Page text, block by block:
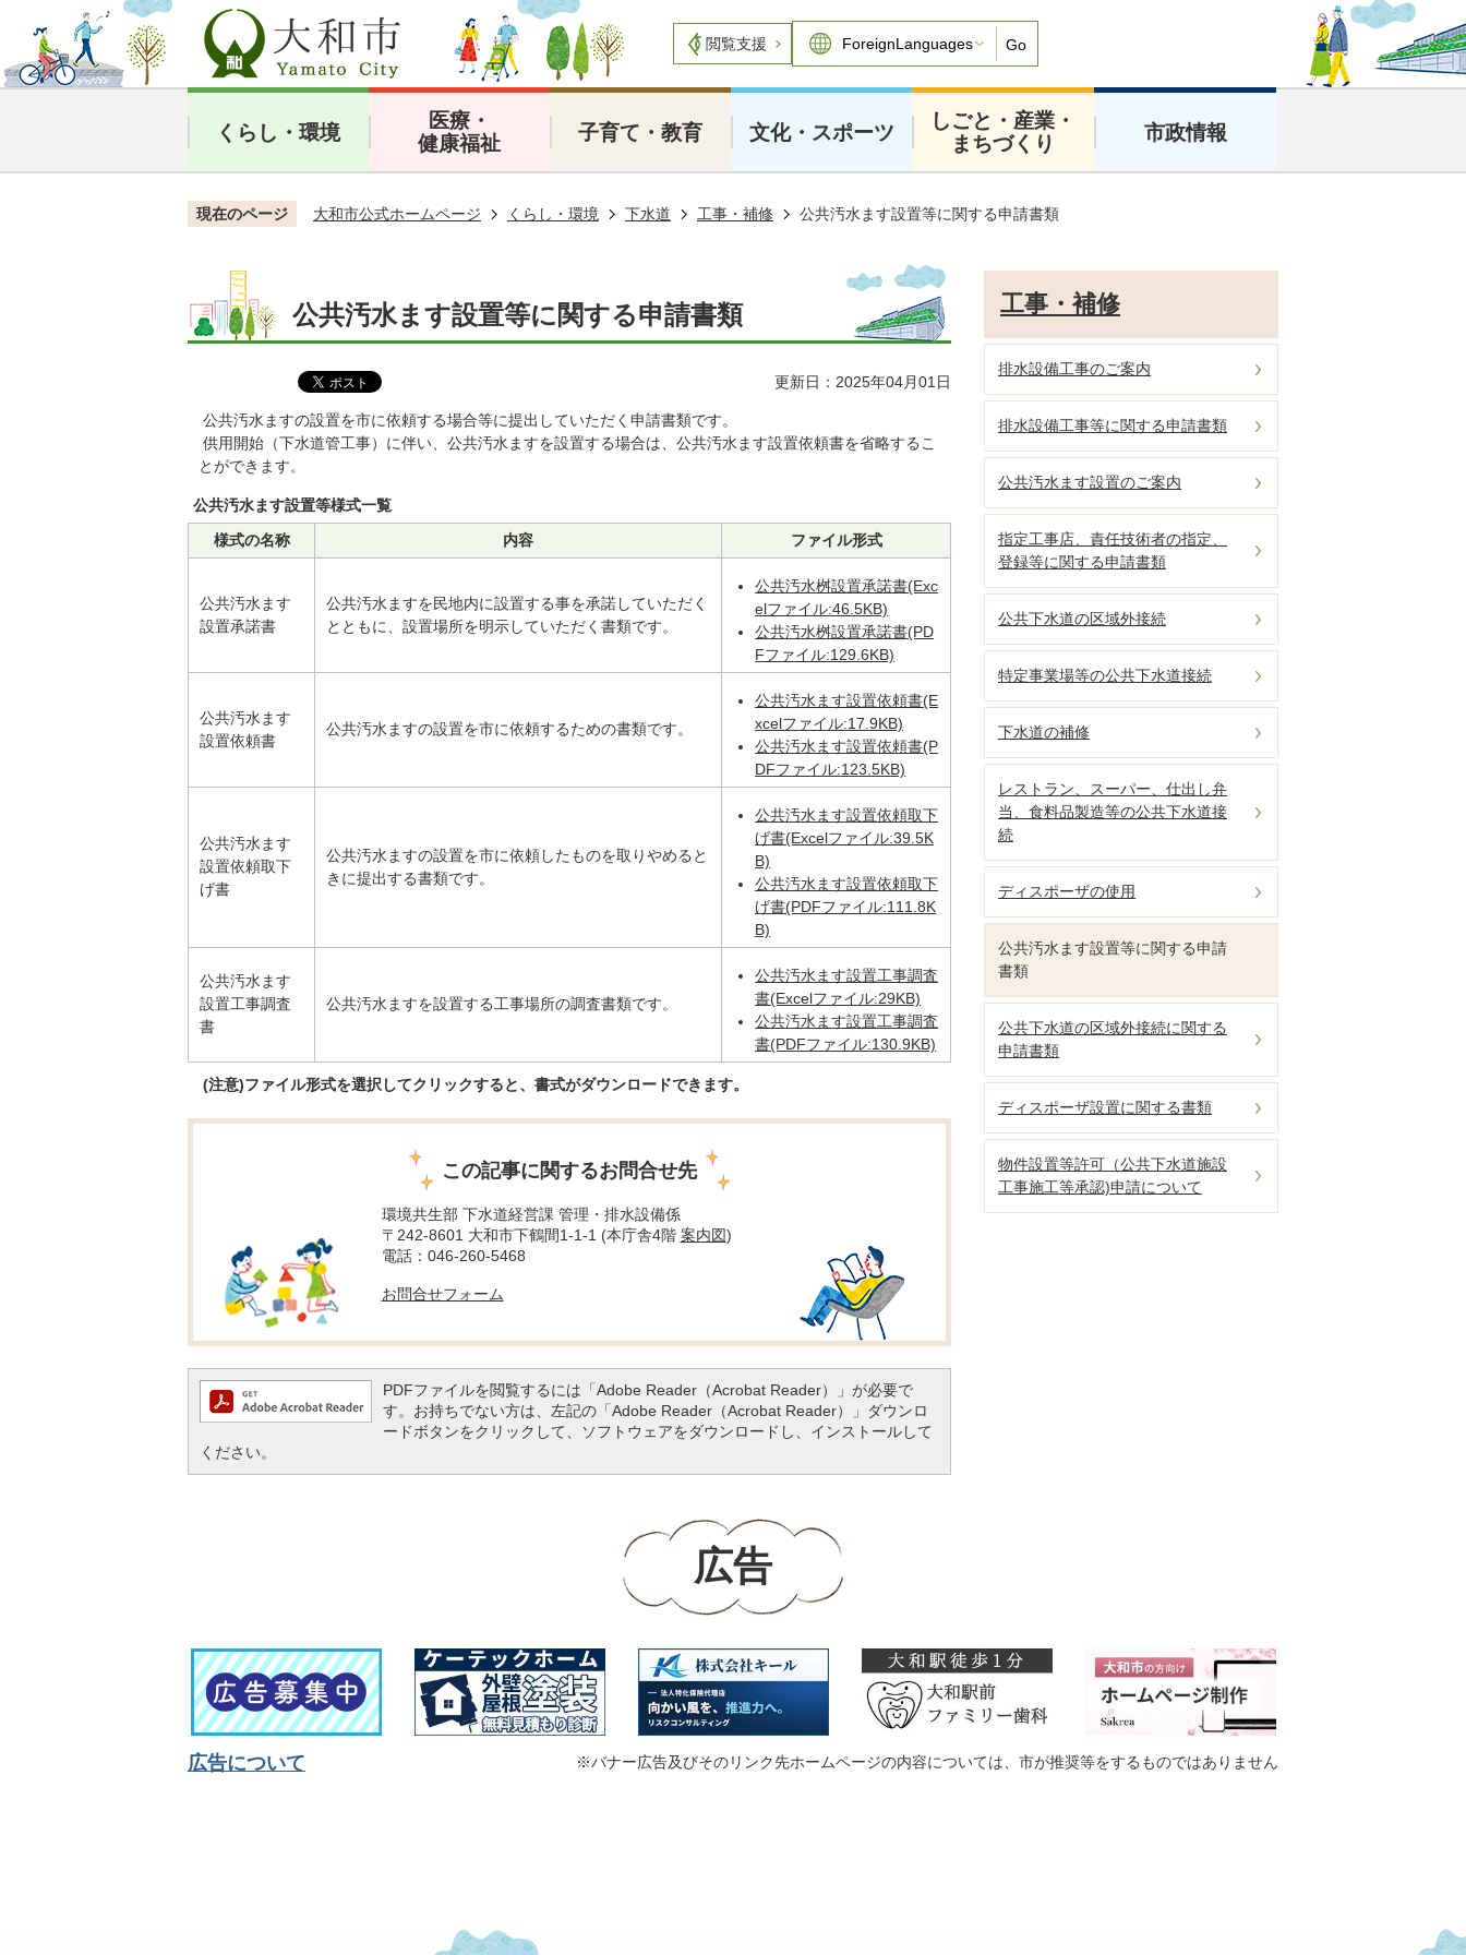
閲覧支援 Go
くらし・環境
医療・
健康福祉
子育て・教育 文化・スポーツ
しごと・産業・
まちづくり
市政情報
現在のページ 大和市公式ホームページ くらし・環境 下水道 工事・補修 公共汚水ます設置等に関する申請書類
公共汚水ます設置等に関する申請書類
更新日：2025年04月01日
公共汚水ますの設置を市に依頼する場合等に提出していただく申請書類です。
供用開始（下水道管工事）に伴い、公共汚水ますを設置する場合は、公共汚水ます設置依頼書を省略するこ
とができます。
公共汚水ます設置等様式一覧
様式の名称
内容 ファイル形式
公共汚水ます
設置承諾書
公共汚水ますを民地内に設置する事を承諾していただく
とともに、設置場所を明示していただく書類です。
公共汚水桝設置承諾書(Exc
elファイル:46.5KB)
公共汚水桝設置承諾書(PD
Fファイル:129.6KB)
公共汚水ます
設置依頼書
公共汚水ますの設置を市に依頼するための書類です。
公共汚水ます設置依頼書(E
xcelファイル:17.9KB)
公共汚水ます設置依頼書(P
DFファイル:123.5KB)
公共汚水ます
設置依頼取下
げ書
公共汚水ますの設置を市に依頼したものを取りやめると
きに提出する書類です。
公共汚水ます設置依頼取下
げ書(Excelファイル:39.5K
B)
公共汚水ます設置依頼取下
げ書(PDFファイル:111.8K
B)
公共汚水ます
設置工事調査
書
公共汚水ますを設置する工事場所の調査書類です。
公共汚水ます設置工事調査
書(Excelファイル:29KB)
公共汚水ます設置工事調査
書(PDFファイル:130.9KB)
(注意)ファイル形式を選択してクリックすると、書式がダウンロードできます。
この記事に関するお問合せ先
環境共生部 下水道経営課 管理・排水設備係
〒242-8601 大和市下鶴間1-1-1 (本庁舎4階 案内図)
電話：046-260-5468
お問合せフォーム
PDFファイルを閲覧するには「Adobe Reader（Acrobat Reader）」が必要で
す。お持ちでない方は、左記の「Adobe Reader（Acrobat Reader）」ダウンロ
ードボタンをクリックして、ソフトウェアをダウンロードし、インストールして
ください。
工事・補修
排水設備工事のご案内
排水設備工事等に関する申請書類
公共汚水ます設置のご案内
指定工事店、責任技術者の指定、
登録等に関する申請書類
公共下水道の区域外接続
特定事業場等の公共下水道接続
下水道の補修
レストラン、スーパー、仕出し弁
当、食料品製造等の公共下水道接
続
ディスポーザの使用
公共汚水ます設置等に関する申請
書類
公共下水道の区域外接続に関する
申請書類
ディスポーザ設置に関する書類
物件設置等許可（公共下水道施設
工事施工等承認)申請について
広告
広告について ※バナー広告及びそのリンク先ホームページの内容については、市が推奨等をするものではありません